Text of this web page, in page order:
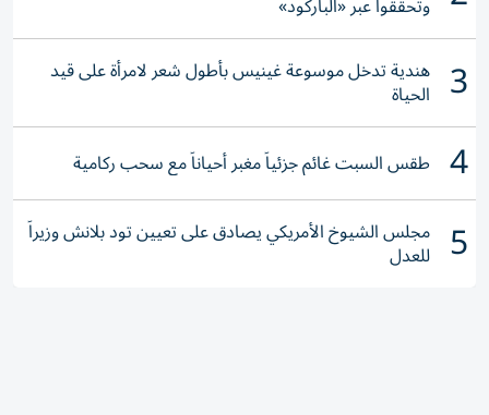
3 هندية تدخل موسوعة غينيس بأطول شعر لامرأة على قيد
الحياة
4 طقس السبت غائم جزئياً مغبر أحياناً مع سحب ركامية
5 مجلس الشيوخ الأمريكي يصادق على تعيين تود بلانش وزيراً
للعدل